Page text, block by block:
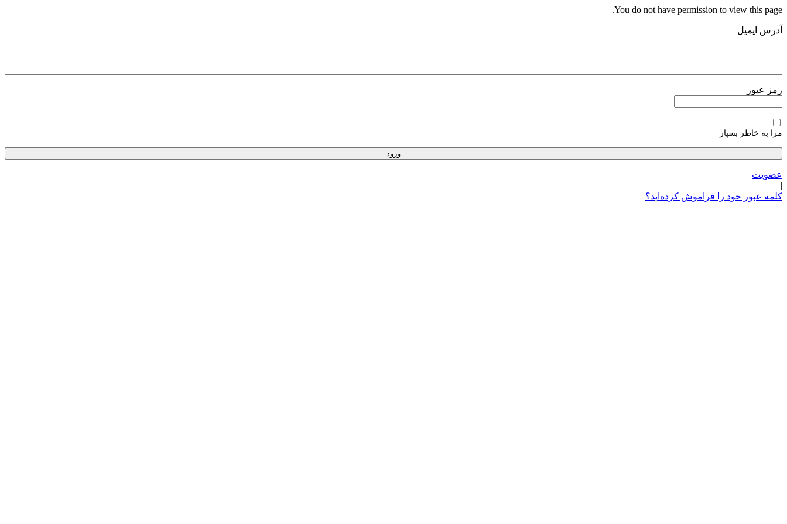
پرش
محتوا
You do not have permission to view this page.
آدرس ایمیل
رمز عبور
مرا به خاطر بسپار
عضویت
|
کلمه عبور خود را فراموش کرده‌اید؟